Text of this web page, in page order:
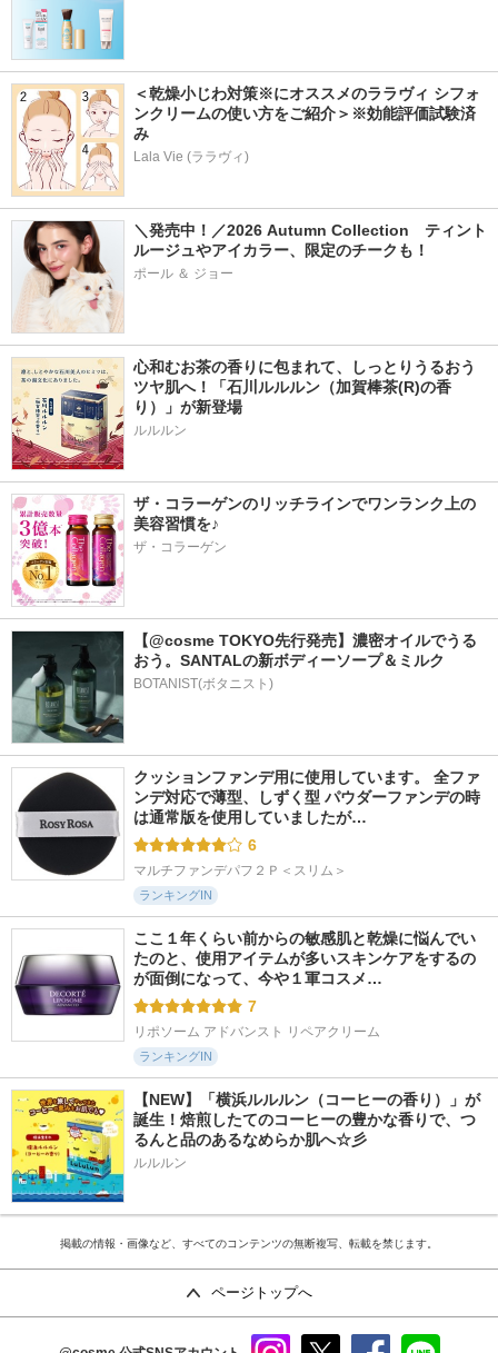
＜乾燥小じわ対策※にオススメのララヴィ シフォ
ンクリームの使い方をご紹介＞※効能評価試験済
み
Lala Vie (ララヴィ)
＼発売中！／2026 Autumn Collection　ティント
ルージュやアイカラー、限定のチークも！
ポール ＆ ジョー
心和むお茶の香りに包まれて、しっとりうるおう
ツヤ肌へ！「石川ルルルン（加賀棒茶(R)の香
り）」が新登場
ザ・コラーゲンのリッチラインでワンランク上の
美容習慣を♪
ザ・コラーゲン
【@cosme TOKYO先行発売】濃密オイルでうる
おう。SANTALの新ボディーソープ＆ミルク
BOTANIST(ボタニスト)
クッションファンデ用に使用しています。 全ファ
ンデ対応で薄型、しずく型 パウダーファンデの時
は通常版を使用していましたが…
6
マルチファンデパフ２Ｐ＜スリム＞
ランキングIN
ここ１年くらい前からの敏感肌と乾燥に悩んでい
たのと、使用アイテムが多いスキンケアをするの
が面倒になって、今や１軍コスメ…
7
リポソーム アドバンスト リペアクリーム
ランキングIN
【NEW】「横浜ルルルン（コーヒーの香り）」が
誕生！焙煎したてのコーヒーの豊かな香りで、つ
るんと品のあるなめらか肌へ☆彡
ルルルン
掲載の情報・画像など、すべてのコンテンツの無断複写、転載を禁じます。
ページトップへ